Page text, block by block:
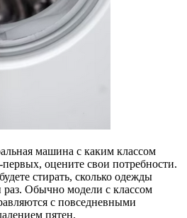
машина с каким классом
оцените свои потребности.
стирать, сколько одежды
раз. Обычно модели с классом
с повседневными
пятен.